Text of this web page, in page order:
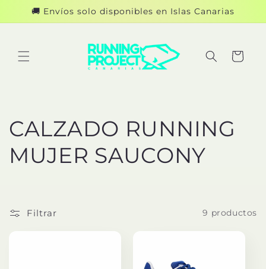
directamente
al contenido
🚚 Envíos solo disponibles en Islas Canarias
Carrito
C
o
e
CALZADO RUNNING
MUJER SAUCONY
Filtrar 9 productos